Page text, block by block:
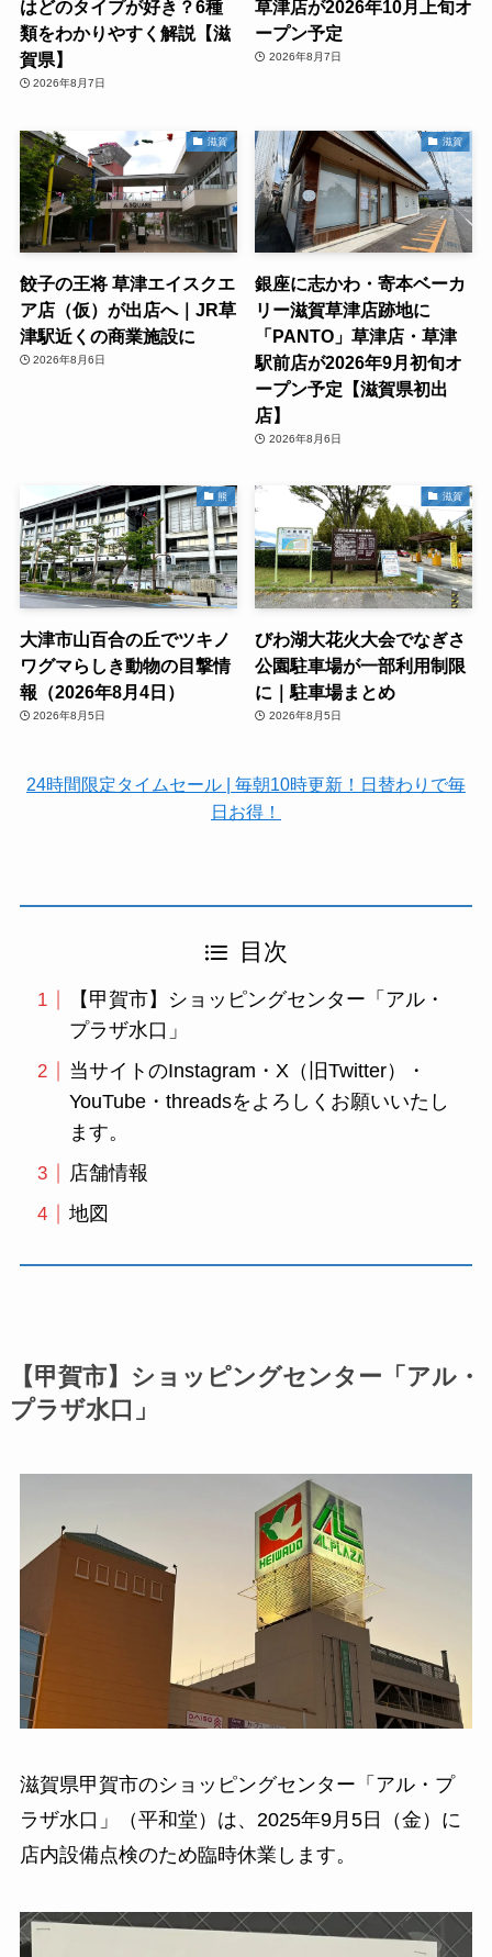
はどのタイプが好き？6種
類をわかりやすく解説【滋
賀県】
2026年8月7日
草津店が2026年10月上旬オ
ープン予定
2026年8月7日
滋賀
餃子の王将 草津エイスクエ
ア店（仮）が出店へ｜JR草
津駅近くの商業施設に
2026年8月6日
滋賀
銀座に志かわ・寄本ベーカ
リー滋賀草津店跡地に
「PANTO」草津店・草津
駅前店が2026年9月初旬オ
ープン予定【滋賀県初出
店】
2026年8月6日
熊
大津市山百合の丘でツキノ
ワグマらしき動物の目撃情
報（2026年8月4日）
2026年8月5日
滋賀
びわ湖大花火大会でなぎさ
公園駐車場が一部利用制限
に｜駐車場まとめ
2026年8月5日
24時間限定タイムセール | 毎朝10時更新！日替わりで毎
日お得！
目次
【甲賀市】ショッピングセンター「アル・
プラザ水口」
当サイトのInstagram・X（旧Twitter）・
YouTube・threadsをよろしくお願いいたし
ます。
店舗情報
地図
【甲賀市】ショッピングセンター「アル・
プラザ水口」
滋賀県甲賀市のショッピングセンター「アル・プ
ラザ水口」（平和堂）は、2025年9月5日（金）に
店内設備点検のため臨時休業します。